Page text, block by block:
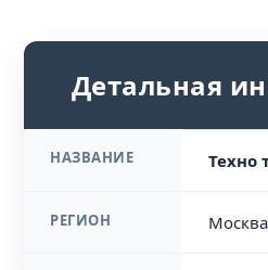
Детальная
НАЗВАНИЕ Техно
РЕГИОН Москва